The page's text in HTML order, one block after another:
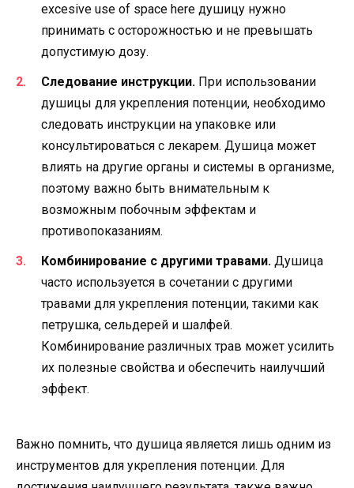
excesive use of space here душицу нужно
принимать с осторожностью и не превышать
допустимую дозу.
Следование инструкции. При использовании
душицы для укрепления потенции, необходимо
следовать инструкции на упаковке или
консультироваться с лекарем. Душица может
влиять на другие органы и системы в организме,
поэтому важно быть внимательным к
возможным побочным эффектам и
противопоказаниям.
Комбинирование с другими травами. Душица
часто используется в сочетании с другими
травами для укрепления потенции, такими как
петрушка, сельдерей и шалфей.
Комбинирование различных трав может усилить
их полезные свойства и обеспечить наилучший
эффект.
Важно помнить, что душица является лишь одним из
инструментов для укрепления потенции. Для